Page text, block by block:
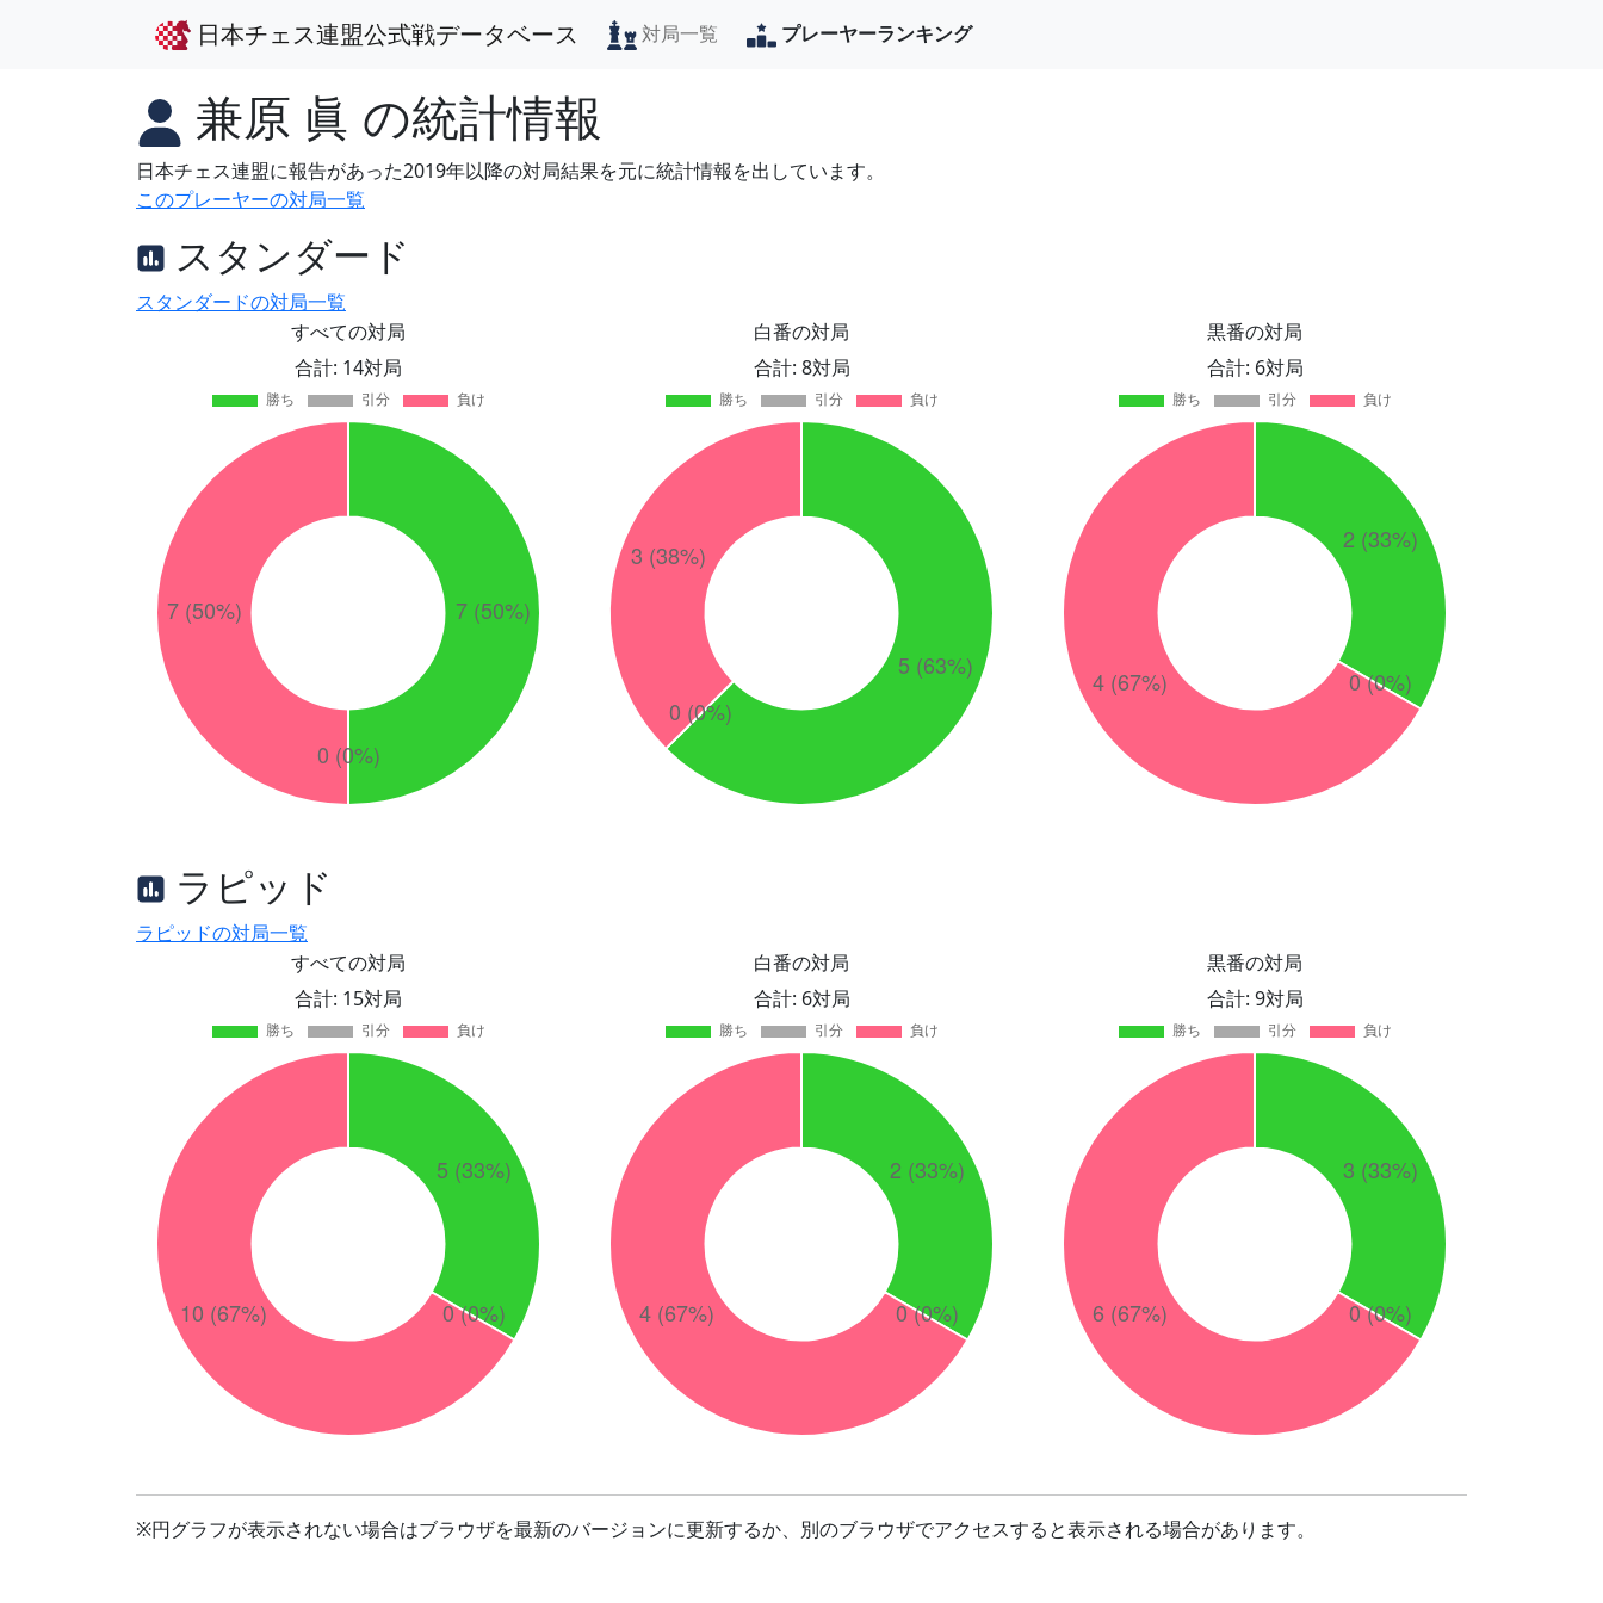
日本チェス連盟公式戦データベース 対局一覧 プレーヤーランキング
兼原 眞 の統計情報
日本チェス連盟に報告があった2019年以降の対局結果を元に統計情報を出しています。
このプレーヤーの対局一覧
スタンダード
スタンダードの対局一覧
すべての対局
合計: 14対局
白番の対局
合計: 8対局
黒番の対局
合計: 6対局
ラピッド
ラピッドの対局一覧
すべての対局
合計: 15対局
白番の対局
合計: 6対局
黒番の対局
合計: 9対局
※円グラフが表示されない場合はブラウザを最新のバージョンに更新するか、別のブラウザでアクセスすると表示される場合があります。